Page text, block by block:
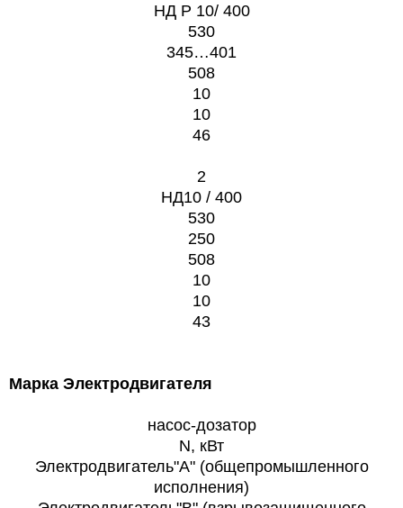
НД Р 10/ 400
530
345…401
508
10
10
46
2
НД10 / 400
530
250
508
10
10
43
Марка Электродвигателя
насос-дозатор
N, кВт
Электродвигатель"А" (общепромышленного
исполнения)